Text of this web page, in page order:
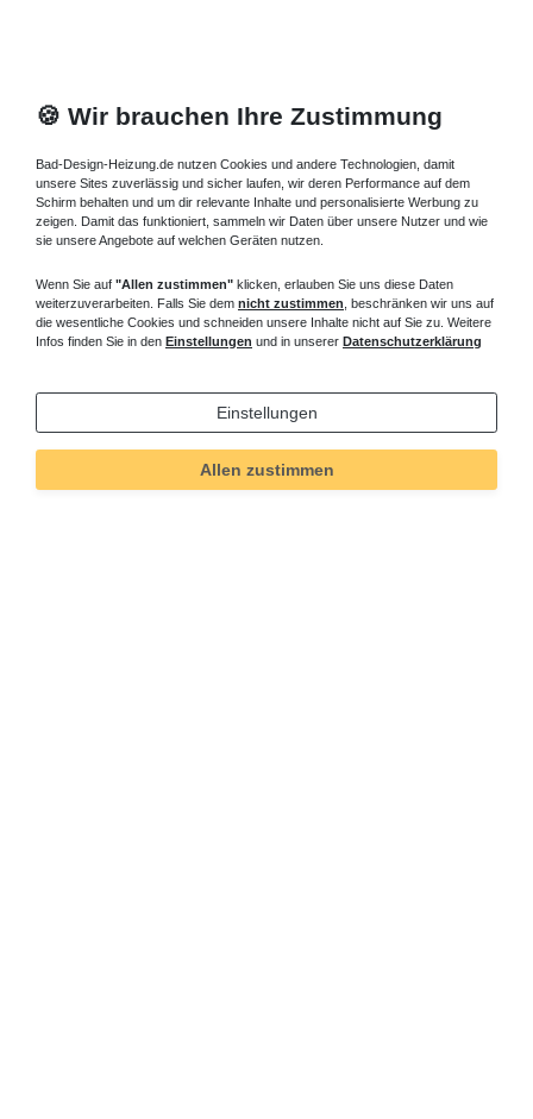
🍪 Wir brauchen Ihre Zustimmung
Bad-Design-Heizung.de nutzen Cookies und andere Technologien, damit
unsere Sites zuverlässig und sicher laufen, wir deren Performance auf dem
Schirm behalten und um dir relevante Inhalte und personalisierte Werbung zu
zeigen. Damit das funktioniert, sammeln wir Daten über unsere Nutzer und wie
sie unsere Angebote auf welchen Geräten nutzen.
Wenn Sie auf "Allen zustimmen" klicken, erlauben Sie uns diese Daten
weiterzuverarbeiten. Falls Sie dem nicht zustimmen , beschränken wir uns auf
die wesentliche Cookies und schneiden unsere Inhalte nicht auf Sie zu. Weitere
Infos finden Sie in den Einstellungen und in unserer Datenschutzerklärung
Einstellungen
Allen zustimmen